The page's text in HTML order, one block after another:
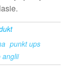
punkt ups
anglii